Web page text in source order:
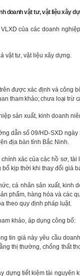
doanh vật tư, vật liệu xây
của các doanh
vật tư, vật liệu xây dựng.
được xác định và công
tham khảo; chưa loại trừ
sản xuất, kinh doanh
dẫn số 09/HD-SXD
địa bàn tỉnh Bắc Ninh.
xác của các hồ sơ,
kịp thời khi thay đổi giá
cá nhân sản xuất,
phẩm, hàng hóa và các
theo quy định pháp luật.
khảo, áp dụng công bố:
tin giá này yêu cầu
thị thường, chống thất
dựng tiết kiệm tài